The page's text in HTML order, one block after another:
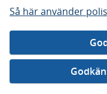
Så här använder